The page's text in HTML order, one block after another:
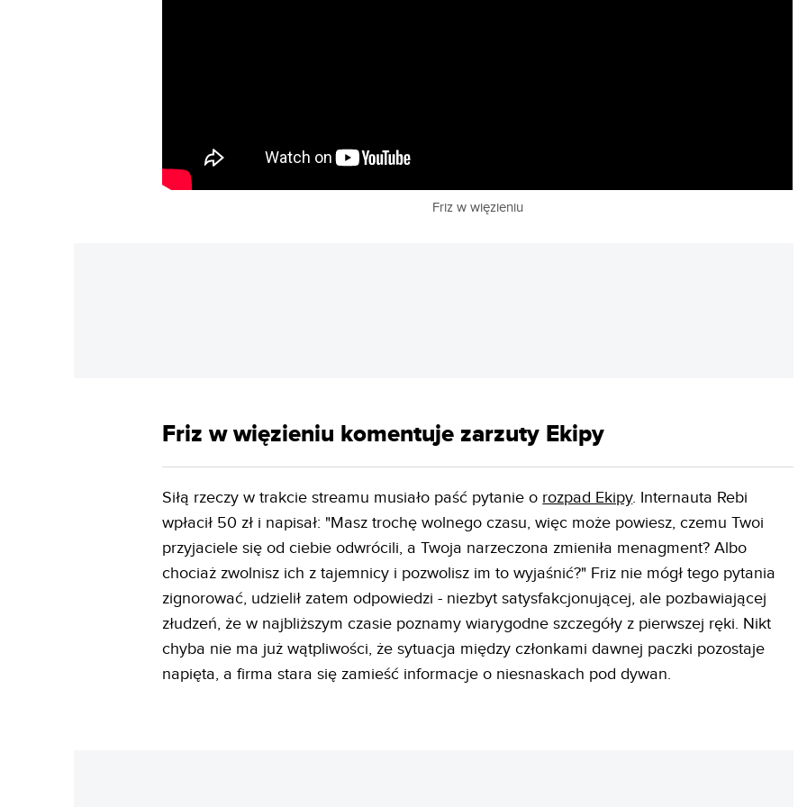
Friz w więzieniu
Friz w więzieniu komentuje zarzuty Ekipy
Siłą rzeczy w trakcie streamu musiało paść pytanie o rozpad Ekipy. Internauta Rebi
wpłacił 50 zł i napisał: "Masz trochę wolnego czasu, więc może powiesz, czemu Twoi
przyjaciele się od ciebie odwrócili, a Twoja narzeczona zmieniła menagment? Albo
chociaż zwolnisz ich z tajemnicy i pozwolisz im to wyjaśnić?" Friz nie mógł tego pytania
zignorować, udzielił zatem odpowiedzi - niezbyt satysfakcjonującej, ale pozbawiającej
złudzeń, że w najbliższym czasie poznamy wiarygodne szczegóły z pierwszej ręki. Nikt
chyba nie ma już wątpliwości, że sytuacja między członkami dawnej paczki pozostaje
napięta, a firma stara się zamieść informacje o niesnaskach pod dywan.